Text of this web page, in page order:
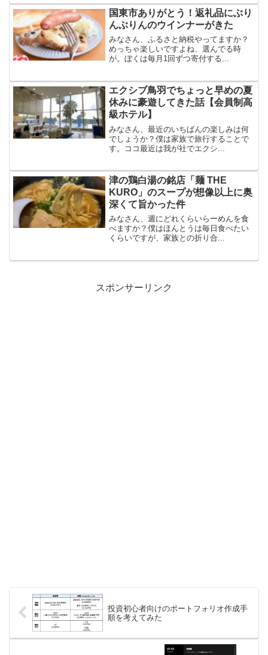
国東市ありがとう！返礼品にぶり
んぶりんのウインナーがきた
みなさん、ふるさと納税やってますか？
めっちゃ楽しいですよね、選んでる時
が。ぼくは毎月1回ずつ寄付する...
エクシブ鳥羽でちょっと早めの夏
休みに豪遊してきた話【会員制高
級ホテル】
みなさん、最近のいちばんの楽しみは何
でしょうか？僕は家族で旅行することで
す。ココ最近は我が社でエクシ...
津の鶏白湯の銘店「麺 THE
KURO」のスープが想像以上に奥
深くて旨かった件
みなさん、週にどれくらいらーめんを食
べますか？僕はほんとうは毎日食べたい
くらいですが、家族との折り合...
スポンサーリンク
投資初心者向けのポートフォリオ作成手
順を考えてみた